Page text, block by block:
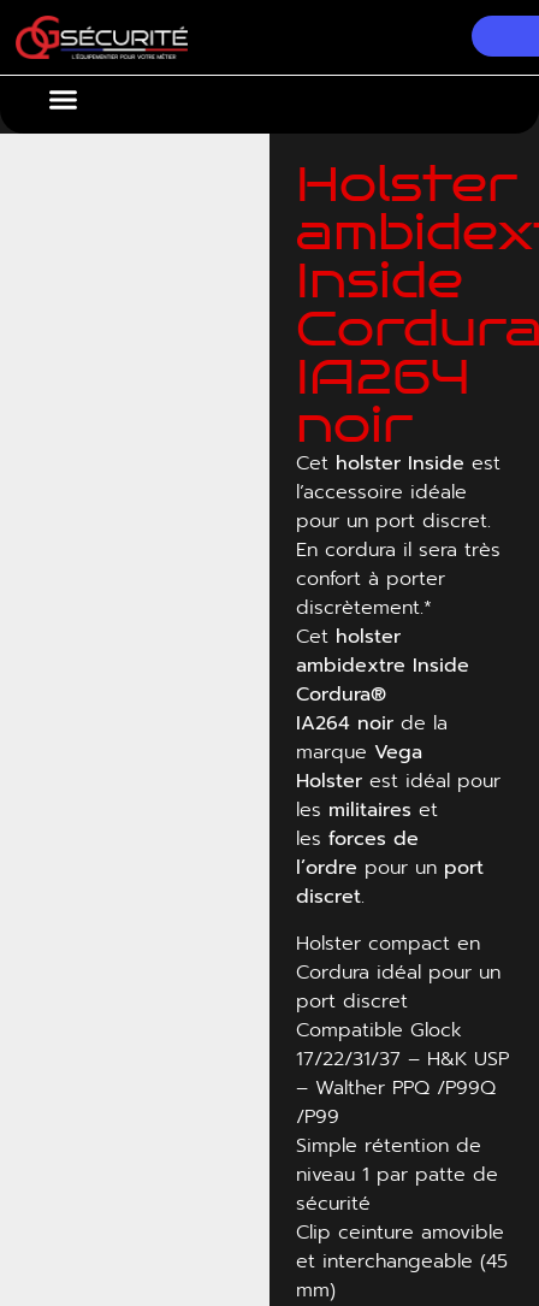
Holster
Inside
IA264
noir
Cet holster Inside est
l’accessoire idéale
pour un port discret.
En cordura il sera très
confort à porter
discrètement.*
Cet holster
ambidextre Inside
Cordura®
IA264 noirde la
marque Vega
Holsterest idéal pour
les militaireset
lesforces de
l’ordre pour un port
discret.
Holster compact en
Cordura idéal pour un
port discret
Compatible Glock
17/22/31/37 – H&K USP
– Walther PPQ /P99Q
/P99
Simple rétention de
niveau 1 par patte de
sécurité
Clip ceinture amovible
et interchangeable (45
mm)